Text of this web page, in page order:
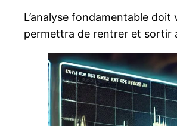
L’analyse fondamentable
permettra de rentrer et sortir